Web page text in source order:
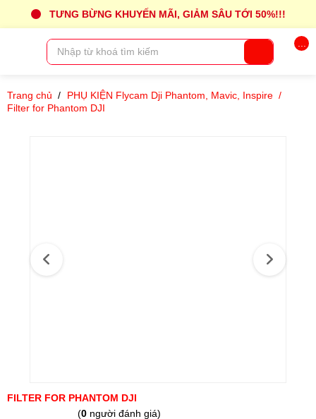
TƯNG BỪNG KHUYẾN MÃI, GIẢM SÂU TỚI 50%!!!
Trang chủ / PHỤ KIỆN Flycam Dji Phantom, Mavic, Inspire /
Filter for Phantom DJI
FILTER FOR PHANTOM DJI
(0 người đánh giá)